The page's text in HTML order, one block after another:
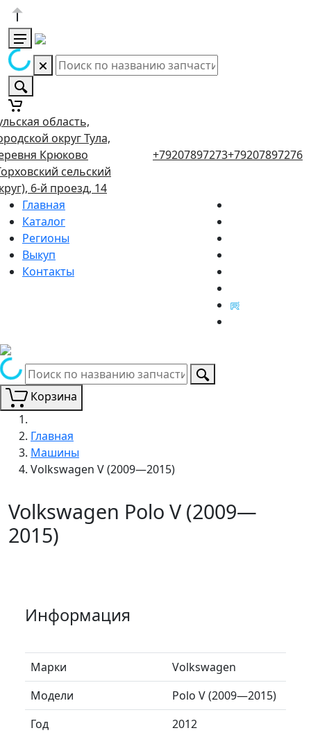
область,
округ Тула,
Крюково
сельский
6-й проезд, 14
+79207897273+79207897276
Главная
Каталог
Регионы
Выкуп
Контакты
Корзина
Главная
Машины
Volkswagen V (2009—2015)
Volkswagen Polo V (2009—
2015)
Информация
Марки
Volkswagen
Модели
Polo V (2009—2015)
Год
2012